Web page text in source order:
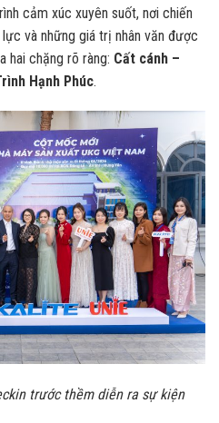
cảm xúc xuyên suốt, nơi chiến
và những giá trị nhân văn được
hai chặng rõ ràng: Cất cánh –
Hạnh Phúc.
trước thềm diễn ra sự kiện